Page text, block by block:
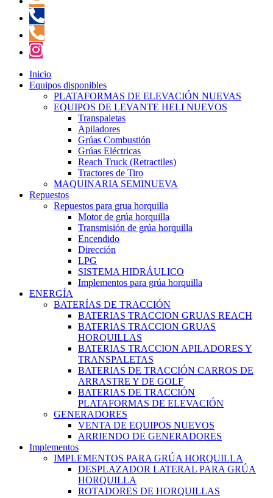
Inicio
Equipos disponibles
PLATAFORMAS DE ELEVACIÓN NUEVAS
EQUIPOS DE LEVANTE HELI NUEVOS
Transpaletas
Apiladores
Grúas Combustión
Grúas Eléctricas
Reach Truck (Retractiles)
Tractores de Tiro
MAQUINARIA SEMINUEVA
Repuestos
Repuestos para grua horquilla
Motor de grúa horquilla
Transmisión de grúa horquilla
Encendido
Dirección
LPG
SISTEMA HIDRÁULICO
Implementos para grúa horquilla
ENERGÍA
BATERÍAS DE TRACCIÓN
BATERIAS TRACCION GRUAS REACH
BATERIAS TRACCION GRUAS
HORQUILLAS
BATERIAS TRACCION APILADORES Y
TRANSPALETAS
BATERIAS DE TRACCIÓN CARROS DE
ARRASTRE Y DE GOLF
BATERIAS DE TRACCIÓN
PLATAFORMAS DE ELEVACIÓN
GENERADORES
VENTA DE EQUIPOS NUEVOS
ARRIENDO DE GENERADORES
Implementos
IMPLEMENTOS PARA GRÚA HORQUILLA
DESPLAZADOR LATERAL PARA GRÚA
HORQUILLA
ROTADORES DE HORQUILLAS